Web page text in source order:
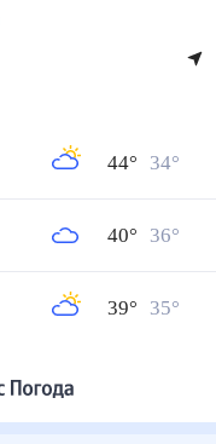
44° 34°
40° 36°
39° 35°